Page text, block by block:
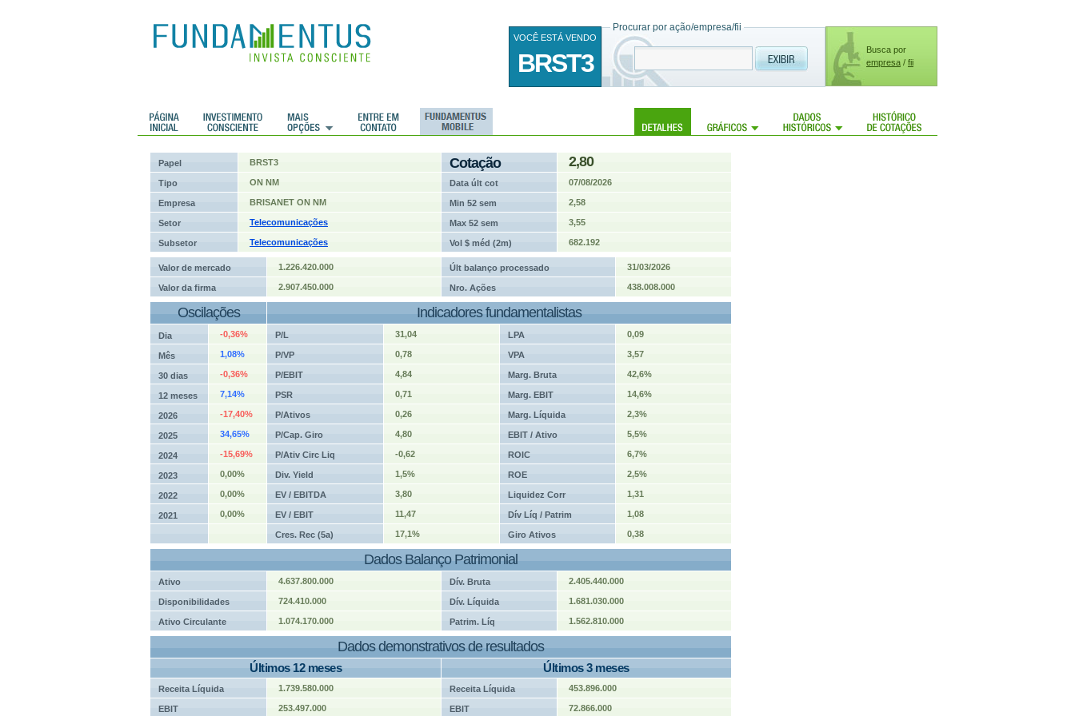
Busca por
empresa / fii
Procurar por ação/empresa/fii
VOCÊ ESTÁ VENDO
BRST3
Histórico de cotações
Papel BRST3 Cotação 2,80
Tipo ON NM Data últ cot 07/08/2026
Empresa BRISANET ON NM Min 52 sem 2,58
Setor Telecomunicações Max 52 sem 3,55
Subsetor Telecomunicações Vol $ méd (2m) 682.192
Valor de mercado 1.226.420.000 Últ balanço processado 31/03/2026
Valor da firma 2.907.450.000 Nro. Ações 438.008.000
Oscilações Indicadores fundamentalistas
Dia -0,36% P/L 31,04 LPA 0,09
Mês 1,08% P/VP 0,78 VPA 3,57
30 dias -0,36% P/EBIT 4,84 Marg. Bruta 42,6%
12 meses 7,14% PSR 0,71 Marg. EBIT 14,6%
2026 -17,40% P/Ativos 0,26 Marg. Líquida 2,3%
2025 34,65% P/Cap. Giro 4,80 EBIT / Ativo 5,5%
2024 -15,69% P/Ativ Circ Liq -0,62 ROIC 6,7%
2023 0,00% Div. Yield 1,5% ROE 2,5%
2022 0,00% EV / EBITDA 3,80 Liquidez Corr 1,31
2021 0,00% EV / EBIT 11,47 Dív Líq / Patrim 1,08
Cres. Rec (5a) 17,1% Giro Ativos 0,38
Dados Balanço Patrimonial
Ativo 4.637.800.000 Dív. Bruta 2.405.440.000
Disponibilidades 724.410.000 Dív. Líquida 1.681.030.000
Ativo Circulante 1.074.170.000 Patrim. Líq 1.562.810.000
Dados demonstrativos de resultados
Últimos 12 meses Últimos 3 meses
Receita Líquida 1.739.580.000 Receita Líquida 453.896.000
EBIT 253.497.000 EBIT 72.866.000